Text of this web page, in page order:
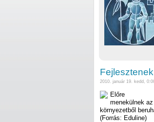
2010. január 19. kedd,
Előre
menekülnek
környezetből
(Forrás: Eduline)